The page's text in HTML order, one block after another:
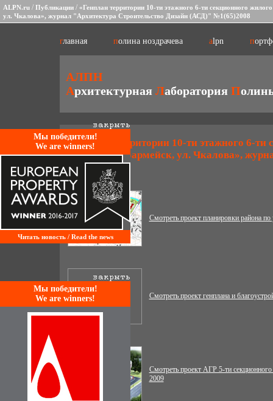
Mы победители!
We are winners!
Читать новость / Read the news
Mы победители!
We are winners!
ALPN.ru / Публикации / «Генплан территории 10-ти этажного 6-ти секционного
ул. Чкалова», журнал "Архитектура Строительство Дизайн (АСД)" №1(65)2008
главная полина ноздрачева alpn
АЛПН
Архитектурная Лаборатория П
«Генплан территории 10-ти этажного 6-
МО, г. Красноармейск, ул. Чкалова»,
№1(65)2008
Смотреть проект планировки района
Смотреть проект генплана и
Смотреть проект АГР 5-ти
2009